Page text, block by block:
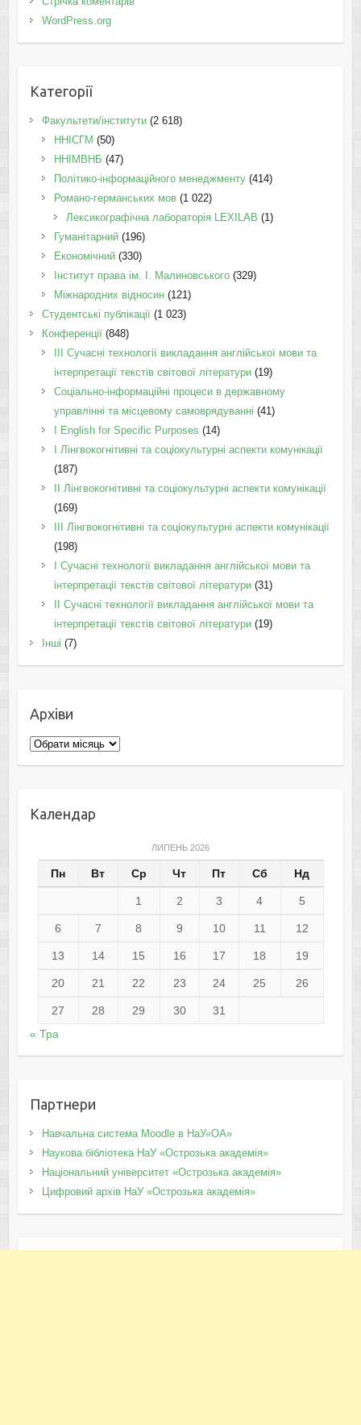
WordPress.org
Категорії
Факультети/інститути(2 618)
ННІСГМ (50)
ННІМВНБ (47)
Політико-інформаційного менеджменту(414)
Романо-германських мов(1 022)
Лексикографічна лабораторія LEXILAB (1)
Гуманітарний(196)
Економічний(330)
Інститут права ім. І. Малиновського(329)
Міжнародних відносин(121)
Студентські публікації(1 023)
Конференції(848)
III Сучасні технології викладання англійської мови та
інтерпретації текстів світової літератури(19)
Соціально-інформаційні процеси в державному
управлінні та місцевому самоврядуванні (41)
І English for Specific Purposes (14)
I Лінгвокогнітивні та соціокультурні аспекти комунікації
(187)
IІ Лінгвокогнітивні та соціокультурні аспекти комунікації
(169)
IІI Лінгвокогнітивні та соціокультурні аспекти комунікації
(198)
I Cучасні технології викладання англійської мови та
інтерпретації текстів світової літератури(31)
II Cучасні технології викладання англійської мови та
інтерпретації текстів світової літератури(19)
Інші (7)
Архіви
Архіви
Календар
ЛИПЕНЬ 2026
Пн Вт Ср Чт Пт Сб Нд
1 2 3 4 5
6 7 8 9 10 11 12
13 14 15 16 17 18 19
20 21 22 23 24 25 26
27 28 29 30
31
« Тра
Партнери
Навчальна система Moodle в НаУ«ОА»
Наукова бібліотека НаУ «Острозька академія»
Національний університет «Острозька академія»
Цифровий архів НаУ «Острозька академія»